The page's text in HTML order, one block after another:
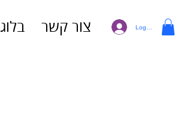
בלוג צור קשר Log In